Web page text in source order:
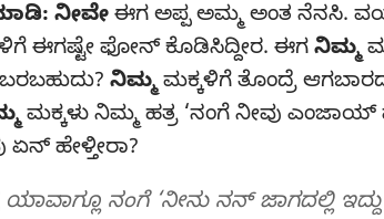
ನೀವೇಈಗ ಅಪ್ಪ ಅಮ್ಮ ಅಂತ ನೆನಸಿ.
ಈಗಷ್ಟೇ ಫೋನ್‌ ಕೊಡಿಸಿದ್ದೀರ. ಈಗನಿಮ್ಮ
ನಿಮ್ಮಮಕ್ಕಳಿಗೆ ತೊಂದ್ರೆ
ಮಕ್ಕಳು ನಿಮ್ಮ ಹತ್ರ ‘ನಂಗೆ ನೀವು
ಏನ್‌ ಹೇಳ್ತೀರಾ?
ಯಾವಾಗ್ಲೂ ನಂಗೆ ‘ನೀನು ನನ್‌ ಜಾಗದಲ್ಲಿ